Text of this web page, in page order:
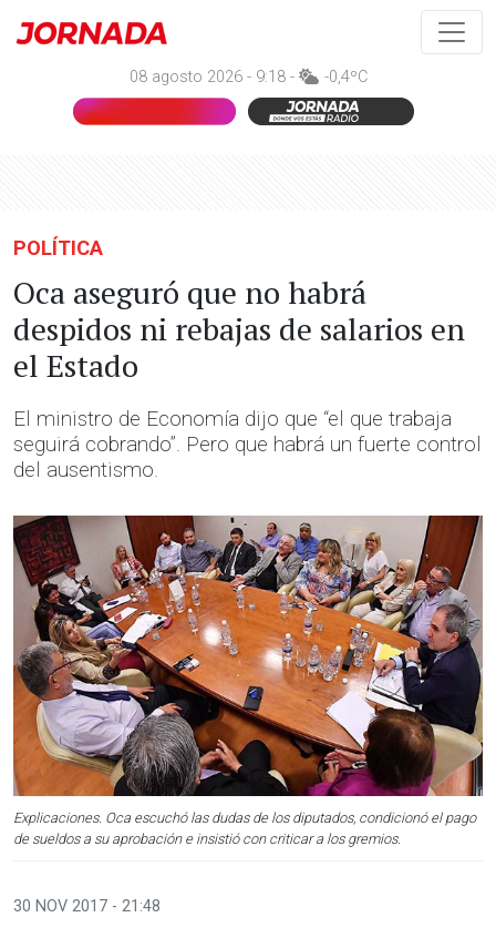
08 agosto 2026 - 9:18 - -0,4ºC
POLÍTICA
Oca aseguró que no habrá
despidos ni rebajas de salarios en
el Estado
El ministro de Economía dijo que “el que trabaja
seguirá cobrando”. Pero que habrá un fuerte control
del ausentismo.
Explicaciones. Oca escuchó las dudas de los diputados, condicionó el pago
de sueldos a su aprobación e insistió con criticar a los gremios.
30 NOV 2017 - 21:48